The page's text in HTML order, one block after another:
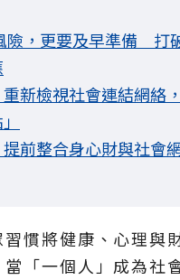
，更要及早準備 打
新檢視社會連結網絡
前整合身心財與社會
慣將健康、心理與
「一個人」成為社